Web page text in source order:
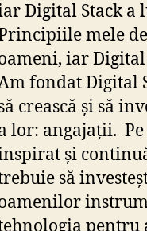
Digital Stack a
mele
iar Digital
fondat Digital
crească și să
lor: angajații.
și continuă
să
pentru